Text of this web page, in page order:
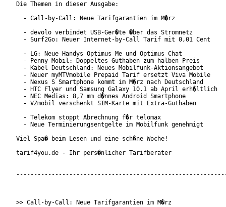
Die Themen in dieser Ausgabe:
  - Call-by-Call: Neue Tarifgarantien im M�rz
  - devolo verbindet USB-Ger�te �ber das Stromnetz
  - Surf2Go: Neuer Internet-by-Call Tarif mit 0,01 Cent
  - LG: Neue Handys Optimus Me und Optimus Chat
  - Penny Mobil: Doppeltes Guthaben zum halben Preis
  - Kabel Deutschland: Neues Mobilfunk-Aktionsangebot
  - Neuer myMTVmobile Prepaid Tarif ersetzt Viva Mobile
  - Nexus S Smartphone kommt im M�rz nach Deutschland
  - HTC Flyer und Samsung Galaxy 10.1 ab April erh�ltlich
  - NEC Medias: 8,7 mm d�nnes Android Smartphone
  - VZmobil verschenkt SIM-Karte mit Extra-Guthaben
  - Telekom stoppt Abrechnung f�r telomax
  - Neue Terminierungsentgelte im Mobilfunk genehmigt
Viel Spa� beim Lesen und eine sch�ne Woche!
tarif4you.de - Ihr pers�nlicher Tarifberater
>> Call-by-Call: Neue Tarifgarantien im M�rz